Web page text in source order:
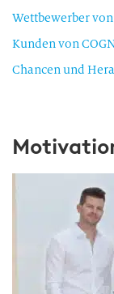
Wettbewerber von
Kunden von
Chancen und